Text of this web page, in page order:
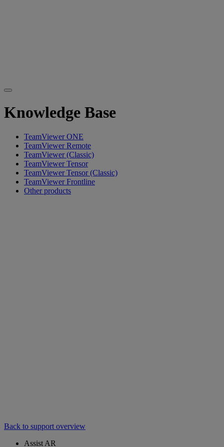
Knowledge Base
TeamViewer ONE
TeamViewer Remote
TeamViewer (Classic)
TeamViewer Tensor
TeamViewer Tensor (Classic)
TeamViewer Frontline
Other products
Back to support overview
Assist AR